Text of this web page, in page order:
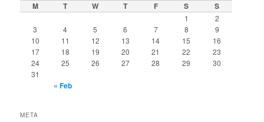
M T W T F S S
1
2
3
4 5 6 7 8
9
10
11 12 13 14 15
16
17
18 19 20 21 22
23
24
25 26 27 28 29
30
31
« Feb
META